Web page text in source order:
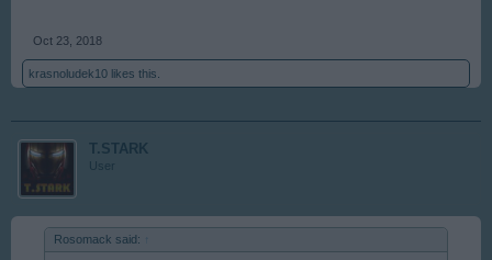
Oct 23, 2018
krasnoludek10 likes this.
T.STARK
User
Rosomack said: